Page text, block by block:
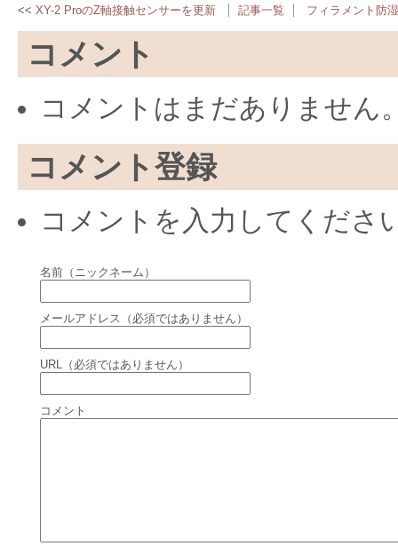
XY-2 ProのZ軸接触センサーを更新 記事一覧 フィラメント防
コメント
コメントはまだありません
コメント登録
コメントを入力してくださ
名前（ニックネーム）
メールアドレス（必須ではありません）
URL（必須ではありません）
コメント